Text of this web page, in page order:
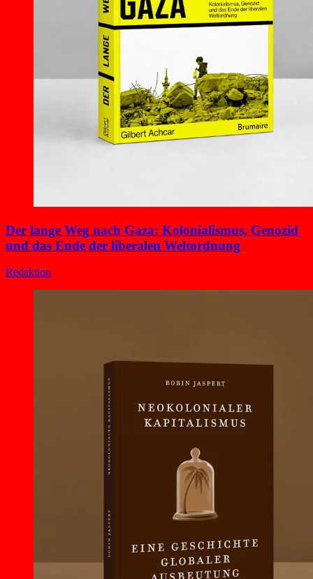
Der lange Weg nach Gaza: Kolonialismus, Genozid
und das Ende der liberalen Weltordnung
Redaktion